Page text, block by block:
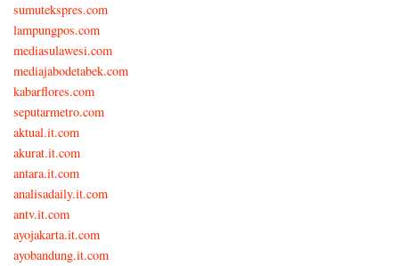
sumutekspres.com
lampungpos.com
mediasulawesi.com
mediajabodetabek.com
kabarflores.com
seputarmetro.com
aktual.it.com
akurat.it.com
antara.it.com
analisadaily.it.com
antv.it.com
ayojakarta.it.com
ayobandung.it.com